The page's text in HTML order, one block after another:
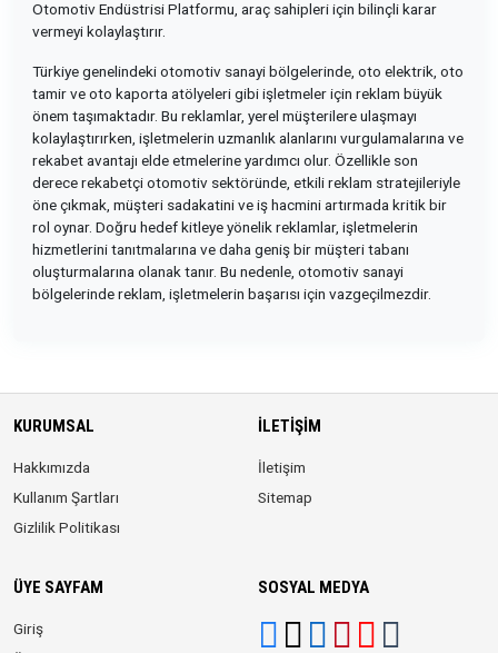
Otomotiv Endüstrisi Platformu, araç sahipleri için bilinçli karar
vermeyi kolaylaştırır.
Türkiye genelindeki otomotiv sanayi bölgelerinde, oto elektrik, oto
tamir ve oto kaporta atölyeleri gibi işletmeler için reklam büyük
önem taşımaktadır. Bu reklamlar, yerel müşterilere ulaşmayı
kolaylaştırırken, işletmelerin uzmanlık alanlarını vurgulamalarına ve
rekabet avantajı elde etmelerine yardımcı olur. Özellikle son
derece rekabetçi otomotiv sektöründe, etkili reklam stratejileriyle
öne çıkmak, müşteri sadakatini ve iş hacmini artırmada kritik bir
rol oynar. Doğru hedef kitleye yönelik reklamlar, işletmelerin
hizmetlerini tanıtmalarına ve daha geniş bir müşteri tabanı
oluşturmalarına olanak tanır. Bu nedenle, otomotiv sanayi
bölgelerinde reklam, işletmelerin başarısı için vazgeçilmezdir.
KURUMSAL
Hakkımızda
Kullanım Şartları
Gizlilik Politikası
İLETIŞIM
İletişim
Sitemap
ÜYE SAYFAM
Giriş
SOSYAL MEDYA